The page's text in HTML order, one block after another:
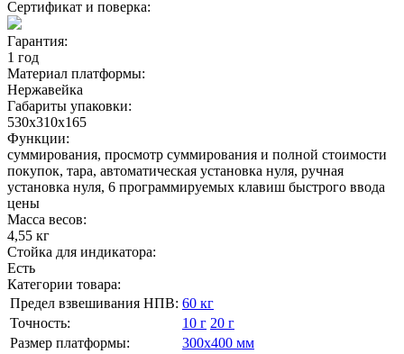
Сертификат и поверка:
Гарантия:
1 год
Материал платформы:
Нержавейка
Габариты упаковки:
530х310х165
Функции:
суммирования, просмотр суммирования и полной стоимости
покупок, тара, автоматическая установка нуля, ручная
установка нуля, 6 программируемых клавиш быстрого ввода
цены
Масса весов:
4,55 кг
Стойка для индикатора:
Есть
Категории товара:
Предел взвешивания НПВ: 60 кг
Точность:
10 г 20 г
Размер платформы:
300х400 мм